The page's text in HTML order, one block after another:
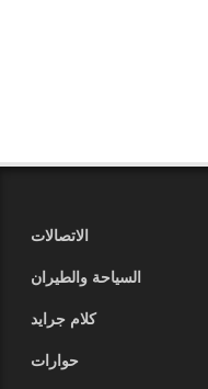
الاتصالات
السياحة والطيران
كلام جرايد
حوارات